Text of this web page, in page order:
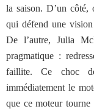
la saison. D’un
qui défend une vision
De l’autre, Julia
pragmatique :
faillite. Ce choc
immédiatement le
que ce moteur